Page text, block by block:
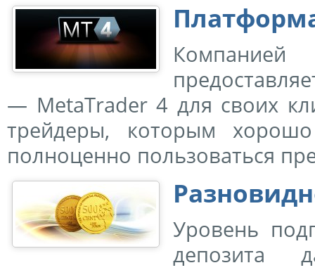
— MetaTrader 4 для своих
трейдеры, которым
полноценно пользоваться
Уровень
депозита